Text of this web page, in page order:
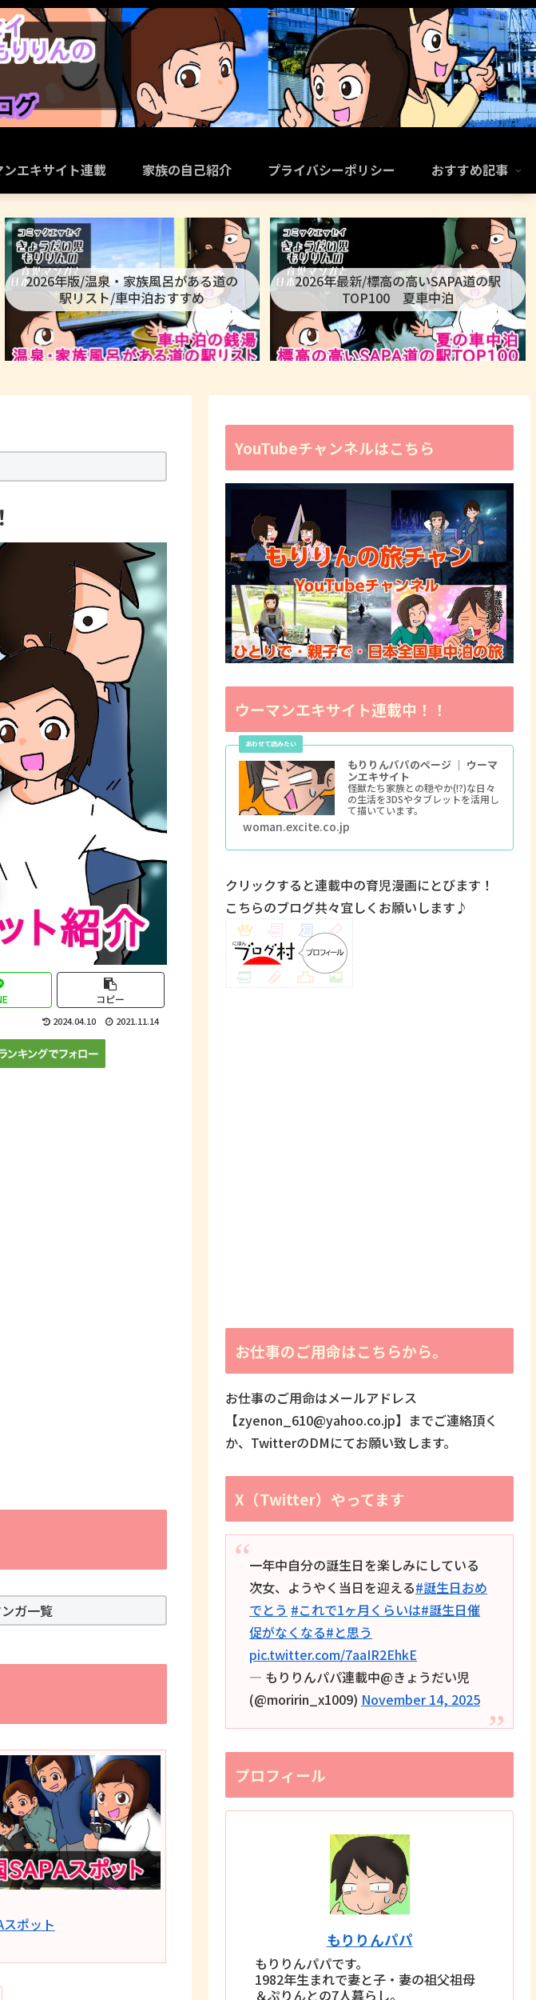
ンエキサイト連載 家族の自己紹介 プライバシーポリシー おすすめ記事
2026年版/温泉・家族風呂がある道の
駅リスト/車中泊おすすめ
2026年最新/標高の高いSAPA道の駅
TOP100 夏車中泊
コピー
2024.04.10 2021.11.14
ガ一覧
ポット
YouTubeチャンネルはこちら
ウーマンエキサイト連載中！！
もりりんパパのページ ｜ ウーマ
ンエキサイト
怪獣たち家族との穏やか(!?)な日々
の生活を3DSやタブレットを活用し
て描いています。
woman.excite.co.jp
クリックすると連載中の育児漫画にとびます！
こちらのブログ共々宜しくお願いします♪
お仕事のご用命はこちらから。
お仕事のご用命はメールアドレス
【zyenon_610@yahoo.co.jp】までご連絡頂く
か、TwitterのDMにてお願い致します。
X（Twitter）やってます
一年中自分の誕生日を楽しみにしている
次女、ようやく当日を迎える#誕生日おめ
でとう #これで1ヶ月くらいは#誕生日催
促がなくなる#と思う
pic.twitter.com/7aaIR2EhkE
— もりりんパパ連載中@きょうだい児
(@moririn_x1009) November 14, 2025
プロフィール
もりりんパパ
もりりんパパです。
1982年生まれで妻と子・妻の祖父祖母
＆ぷりんとの7人暮らし。